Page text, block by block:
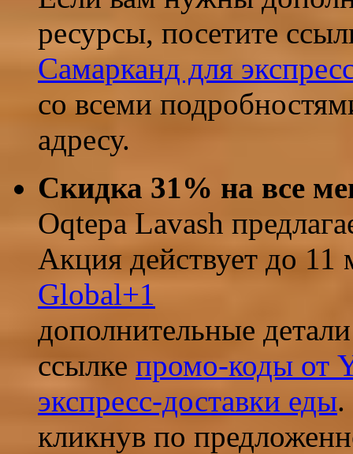
ресурсы, посетите
Самарканд для
со всеми
адресу.
Скидка 31% на все
Oqtepa Lavash
Акция действует до 11
Global+1
дополнительные
ссылке промо-коды от
экспресс-доставки еды
кликнув по